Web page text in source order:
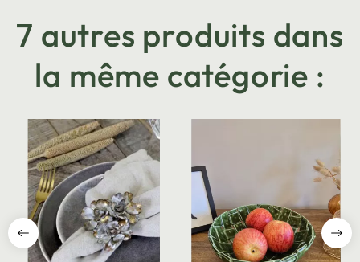
7 autres produits dans
la même catégorie :